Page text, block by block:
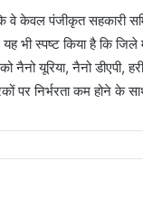
वे केवल पंजीकृत सहकारी
भी स्पष्ट किया है कि
नैनो यूरिया, नैनो डीएपी,
पर निर्भरता कम होने के